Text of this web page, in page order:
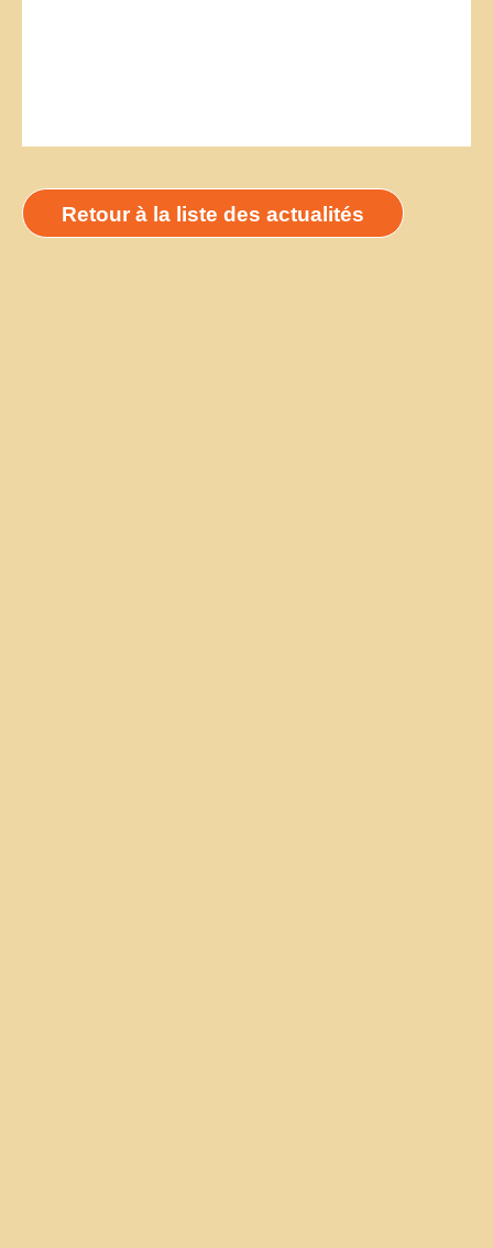
Retour à la liste des actualités